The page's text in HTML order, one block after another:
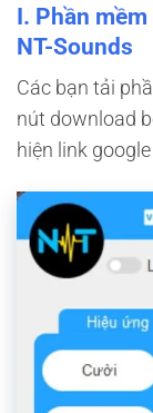
I. Phần
NT-Sounds
Các bạn tải
nút download
hiện link